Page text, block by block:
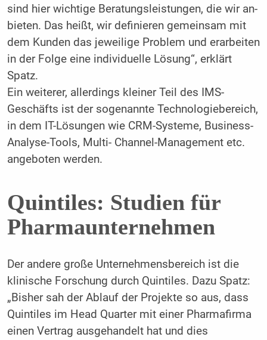
sind hier wichtige Beratungsleistungen, die wir an­
bieten. Das heißt, wir definieren gemeinsam mit
dem Kunden das jeweilige Problem und erarbeiten
in der Folge eine individuelle Lö­sung“, erklärt
Spatz.
Ein weiterer, allerdings kleiner Teil des IMS-
Geschäfts ist der sogenannte Technologiebereich,
in dem IT-Lösungen wie CRM-Systeme, Business-
Analyse-Tools, Multi- Channel-Management etc.
angeboten werden.
Quintiles: Studien für
Pharmaunternehmen
Der andere große Unternehmensbereich ist die
klinische Forschung durch Quintiles. Dazu Spatz:
„Bisher sah der Ablauf der Pro­jekte so aus, dass
Quintiles im Head Quarter mit einer Pharmafirma
einen Vertrag ausge­handelt hat und dies